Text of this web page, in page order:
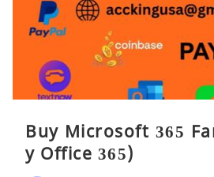
Buy Microsoft 365
y Office 365)